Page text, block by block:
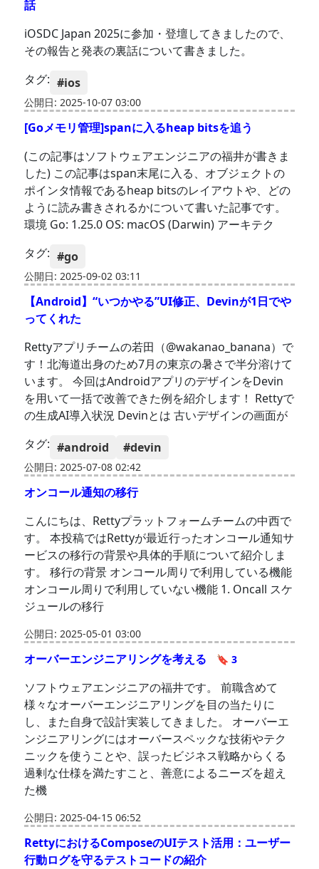
話
iOSDC Japan 2025に参加・登壇してきましたので、
その報告と発表の裏話について書きました。
タグ: #ios
公開日: 2025-10-07 03:00
[Goメモリ管理]spanに入るheap bitsを追う
(この記事はソフトウェアエンジニアの福井が書きま
した) この記事はspan末尾に入る、オブジェクトの
ポインタ情報であるheap bitsのレイアウトや、どの
ように読み書きされるかについて書いた記事です。
環境 Go: 1.25.0 OS: macOS (Darwin) アーキテク
タグ: #go
公開日: 2025-09-02 03:11
【Android】“いつかやる”UI修正、Devinが1日でや
ってくれた
Rettyアプリチームの若田（@wakanao_banana）で
す！北海道出身のため7月の東京の暑さで半分溶けて
います。 今回はAndroidアプリのデザインをDevin
を用いて一括で改善できた例を紹介します！ Rettyで
の生成AI導入状況 Devinとは 古いデザインの画面が
タグ: #android #devin
公開日: 2025-07-08 02:42
オンコール通知の移行
こんにちは、Rettyプラットフォームチームの中西で
す。 本投稿ではRettyが最近行ったオンコール通知サ
ービスの移行の背景や具体的手順について紹介しま
す。 移行の背景 オンコール周りで利用している機能
オンコール周りで利用していない機能 1. Oncall スケ
ジュールの移行
公開日: 2025-05-01 03:00
オーバーエンジニアリングを考える 🔖 3
ソフトウェアエンジニアの福井です。 前職含めて
様々なオーバーエンジニアリングを目の当たりに
し、また自身で設計実装してきました。 オーバーエ
ンジニアリングにはオーバースペックな技術やテク
ニックを使うことや、誤ったビジネス戦略からくる
過剰な仕様を満たすこと、善意によるニーズを超え
た機
公開日: 2025-04-15 06:52
RettyにおけるComposeのUIテスト活用：ユーザー
行動ログを守るテストコードの紹介